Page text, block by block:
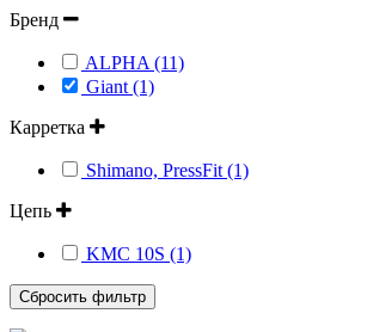
Бренд
ALPHA (11)
Giant (1)
Карретка
Shimano, PressFit (1)
Цепь
KMC 10S (1)